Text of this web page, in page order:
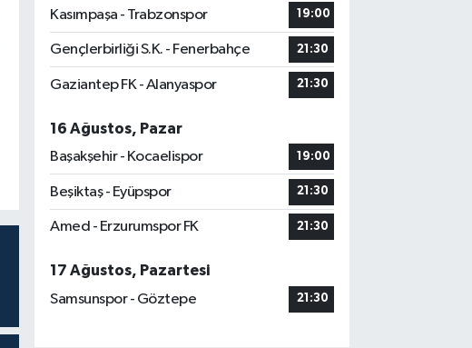
Kasımpaşa - Trabzonspor 19:00
Gençlerbirliği S.K. - Fenerbahçe 21:30
Gaziantep FK - Alanyaspor 21:30
16 Ağustos, Pazar
Başakşehir - Kocaelispor
19:00
Beşiktaş - Eyüpspor 21:30
Amed - Erzurumspor FK 21:30
17 Ağustos, Pazartesi
Samsunspor - Göztepe
21:30